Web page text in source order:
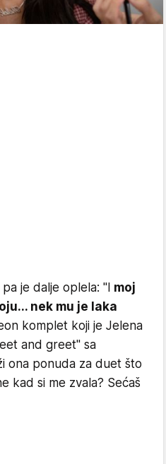
je dalje oplela: "I moj
nek mu je laka
komplet koji je Jelena
and greet" sa
ona ponuda za duet što
kad si me zvala? Sećaš